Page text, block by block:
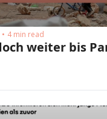
• 4 min read